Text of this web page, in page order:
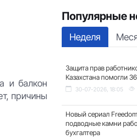
и балкон
причины
Популярные
Неделя
Защита прав
Казахстана помогли
30-07-2026, 18:05
Новый сериал
подводные камни
бухгалтера